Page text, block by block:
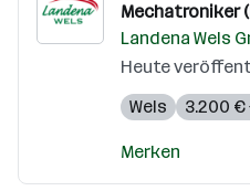
Mechatroniker
Landena Wels
Heute
Wels
3.200
Merken